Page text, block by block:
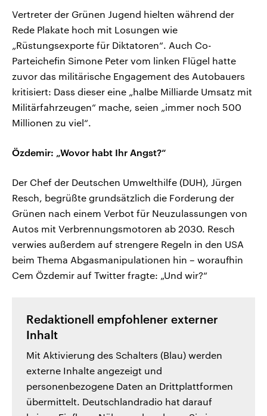
Vertreter der Grünen Jugend hielten während der
Rede Plakate hoch mit Losungen wie
„Rüstungsexporte für Diktatoren“. Auch Co-
Parteichefin Simone Peter vom linken Flügel hatte
zuvor das militärische Engagement des Autobauers
kritisiert: Dass dieser eine „halbe Milliarde Umsatz mit
Militärfahrzeugen“ mache, seien „immer noch 500
Millionen zu viel“.
Özdemir: „Wovor habt Ihr Angst?“
Der Chef der Deutschen Umwelthilfe (DUH), Jürgen
Resch, begrüßte grundsätzlich die Forderung der
Grünen nach einem Verbot für Neuzulassungen von
Autos mit Verbrennungsmotoren ab 2030. Resch
verwies außerdem auf strengere Regeln in den USA
beim Thema Abgasmanipulationen hin – woraufhin
Cem Özdemir auf Twitter fragte: „Und wir?“
Redaktionell empfohlener externer
Inhalt
Mit Aktivierung des Schalters (Blau) werden
externe Inhalte angezeigt und
personenbezogene Daten an Drittplattformen
übermittelt. Deutschlandradio hat darauf